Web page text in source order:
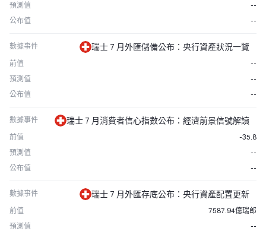
預測值
--
公布值
--
數據事件 瑞士 7 月外匯儲備公布：央行資產狀況一覽
前值
--
預測值
--
公布值
--
數據事件 瑞士 7 月消費者信心指數公布：經濟前景信號解讀
前值
-35.8
預測值
--
公布值
--
數據事件 瑞士 7 月外匯存底公布：央行資產配置更新
前值
7587.94億瑞郎
預測值
--